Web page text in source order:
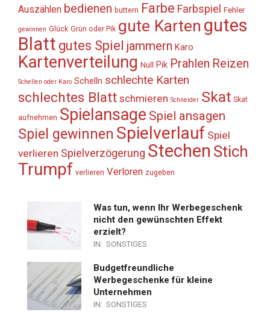
Auszählen bedienen buttern Farbe Farbspiel Fehler
gewinnen Glück Grün oder Pik gute Karten gutes
Blatt gutes Spiel jammern Karo
Kartenverteilung Null Pik Prahlen Reizen
Schellen oder Karo Schelln schlechte Karten
schlechtes Blatt schmieren Schneider Skat Skat
aufnehmen Spielansage Spiel ansagen
Spiel gewinnen Spielverlauf Spiel
verlieren Spielverzögerung Stechen Stich
Trumpf verlieren Verloren zugeben
Was tun, wenn Ihr Werbegeschenk
nicht den gewünschten Effekt
erzielt?
IN: SONSTIGES
Budgetfreundliche
Werbegeschenke für kleine
Unternehmen
IN: SONSTIGES